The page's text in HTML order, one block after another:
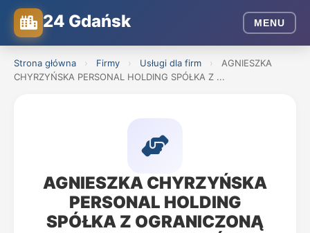
24 Gdańsk MENU
Strona główna › Firmy › Usługi dla firm ›
AGNIESZKA
CHYRZYŃSKA PERSONAL HOLDING SPÓŁKA Z ...
AGNIESZKA CHYRZYŃSKA
PERSONAL HOLDING
SPÓŁKA Z OGRANICZONĄ